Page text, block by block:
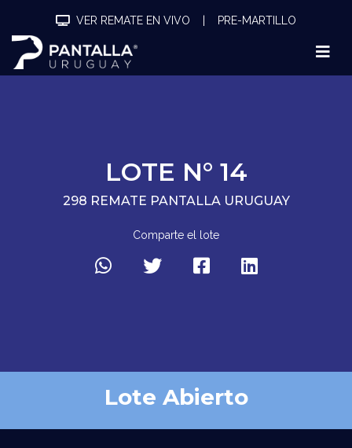
VER REMATE EN VIVO PRE-MARTILLO
LOTE N° 14
298 REMATE PANTALLA URUGUAY
Comparte el lote
Lote Abierto